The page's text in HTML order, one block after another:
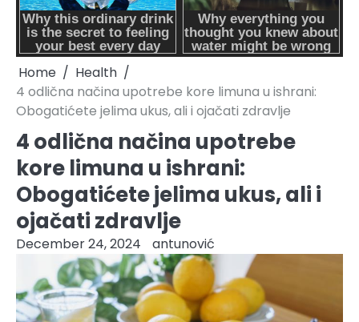
Home
Health
4 odlična načina upotrebe kore limuna u ishrani:
Obogatićete jelima ukus, ali i ojačati zdravlje
4 odlična načina upotrebe
kore limuna u ishrani:
Obogatićete jelima ukus, ali i
ojačati zdravlje
December 24, 2024 antunović